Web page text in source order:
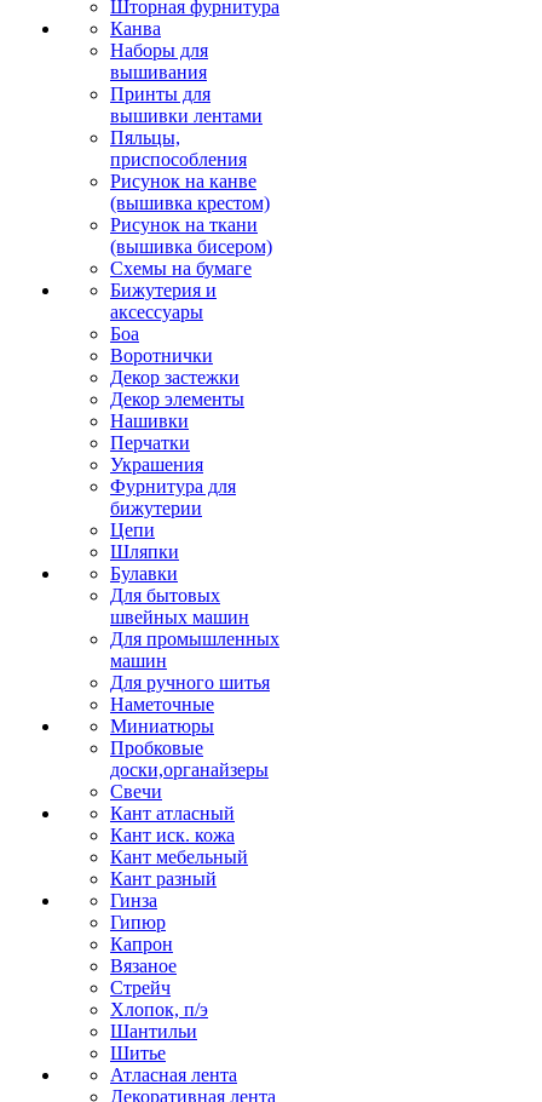
Шторная фурнитура
Канва
Наборы для
вышивания
Принты для
вышивки лентами
Пяльцы,
приспособления
Рисунок на канве
(вышивка крестом)
Рисунок на ткани
(вышивка бисером)
Схемы на бумаге
Бижутерия и
аксессуары
Боа
Воротнички
Декор застежки
Декор элементы
Нашивки
Перчатки
Украшения
Фурнитура для
бижутерии
Цепи
Шляпки
Булавки
Для бытовых
швейных машин
Для промышленных
машин
Для ручного шитья
Наметочные
Миниатюры
Пробковые
доски,органайзеры
Свечи
Кант атласный
Кант иск. кожа
Кант мебельный
Кант разный
Гинза
Гипюр
Капрон
Вязаное
Стрейч
Хлопок, п/э
Шантильи
Шитье
Атласная лента
Декоративная лента